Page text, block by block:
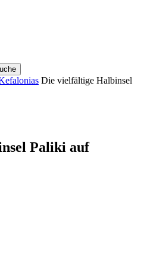
Die vielfältige Halbinsel
Paliki auf